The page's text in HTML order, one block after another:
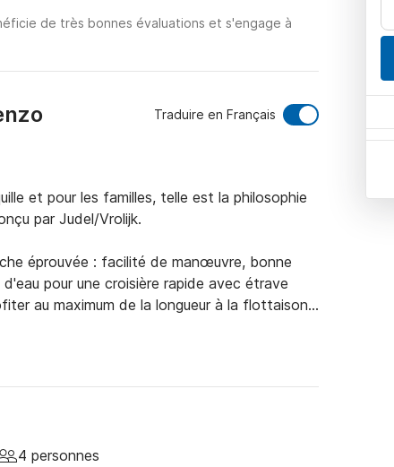
de très bonnes évaluations et s'engage à
Traduire en Français
et pour les familles, telle est la philosophie
par Judel/Vrolijk.
éprouvée : facilité de manœuvre, bonne
pour une croisière rapide avec étrave
au maximum de la longueur à la flottaison.
sécurité : radar, epirb, satellite autogonflant,
baies.
en tant que coureur et propriétaire j'ai tout
4 personnes